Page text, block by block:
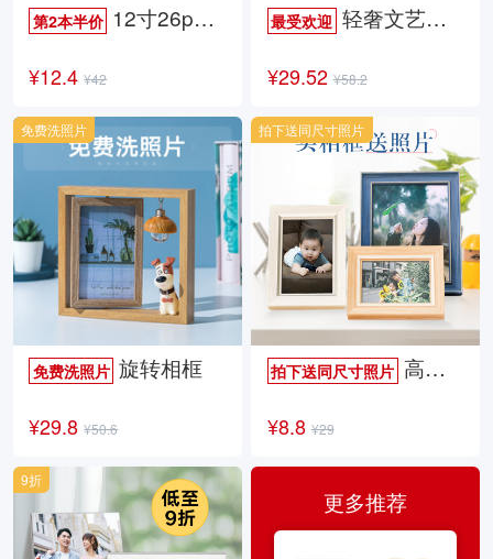
第2本半价 12寸26p时尚杂志册
¥12.4 ¥42
最受欢迎 轻奢文艺照片书
¥29.52 ¥58.2
免费洗照片 旋转相框
¥29.8 ¥50.6
免费洗照片
拍下送同尺寸照片高档欧式相框
¥8.8 ¥29
拍下送同尺寸照片
9折
更多推荐